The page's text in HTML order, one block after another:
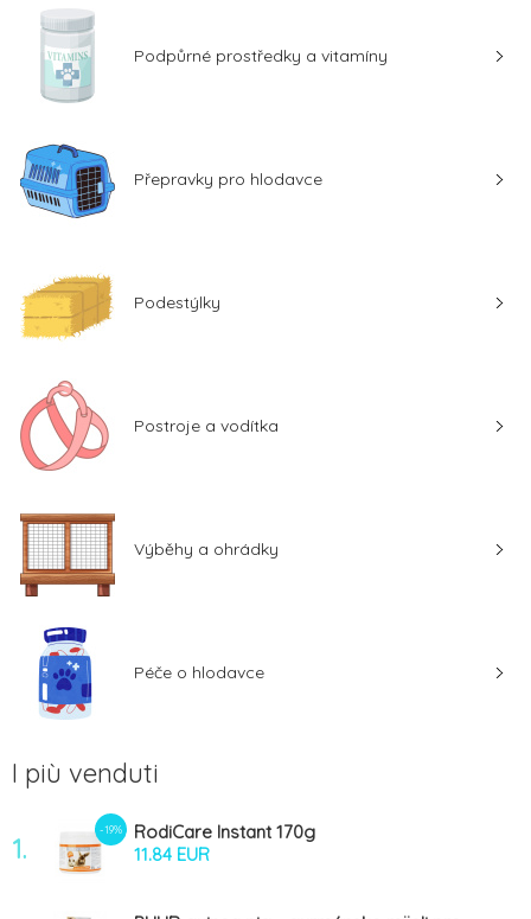
Podpůrné prostředky a vitamíny
Přepravky pro hlodavce
Podestýlky
Postroje a vodítka
Výběhy a ohrádky
Péče o hlodavce
I più venduti
1.
-19%
RodiCare Instant 170g
11.84 EUR